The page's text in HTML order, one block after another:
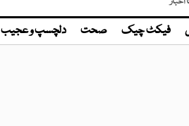
فیکٹ چیک صحت دلچسپ و عجیب